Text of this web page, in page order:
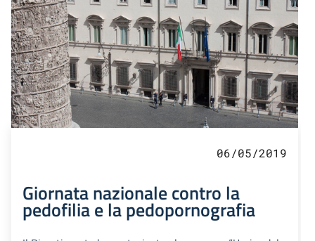
06/05/2019
Giornata nazionale contro la
pedofilia e la pedopornografia